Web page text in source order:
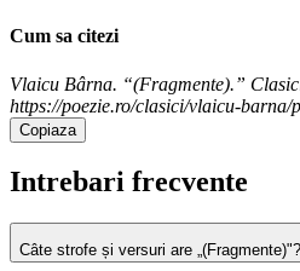
Cum sa citezi
Vlaicu Bârna. “(Fragmente).”
https://poezie.ro/clasici/vlaicu-barna/
Copiaza
Intrebari frecvente
Câte strofe și versuri are „(Fragmente)"?